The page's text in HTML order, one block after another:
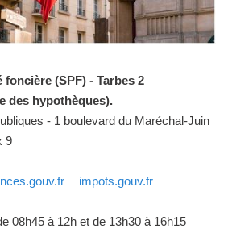
(SPF) - Tarbes 2
des hypothèques).
- 1 boulevard du Maréchal-Juin
9
impots.gouv.fr
08h45 à 12h et de 13h30 à 16h15